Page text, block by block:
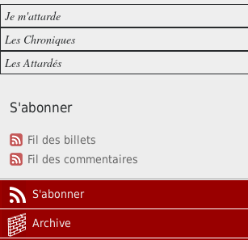
Je m'attarde
Les Chroniques
Les Attardés
S'abonner
Fil des billets
Fil des commentaires
S'abonner
Archive